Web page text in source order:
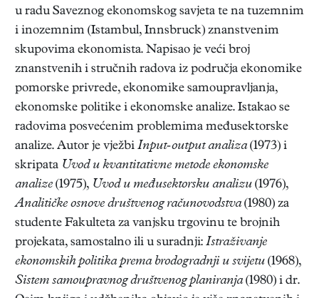
u radu Saveznog ekonomskog savjeta te na tuzemnim
i inozemnim (Istambul, Innsbruck) znanstvenim
skupovima ekonomista. Napisao je veći broj
znanstvenih i stručnih radova iz područja ekonomike
pomorske privrede, ekonomike samoupravljanja,
ekonomske politike i ekonomske analize. Istakao se
radovima posvećenim problemima međusektorske
analize. Autor je vježbi Input-output analiza(1973) i
skripata Uvod u kvantitativne metode ekonomske
analize (1975), Uvod u međusektorsku analizu (1976),
Analitičke osnove društvenog računovodstva(1980) za
studente Fakulteta za vanjsku trgovinu te brojnih
projekata, samostalno ili u suradnji: Istraživanje
ekonomskih politika prema brodogradnji u svijetu (1968),
Sistem samoupravnog društvenog planiranja(1980) i dr.